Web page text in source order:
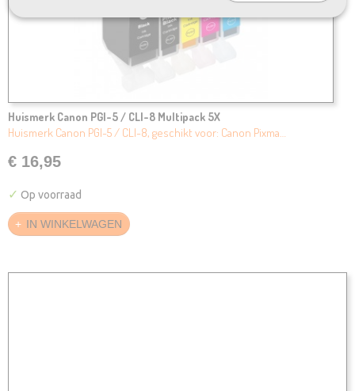
Huismerk Canon PGI-5 / CLI-8 Multipack 5X
Huismerk Canon PGI-5 / CLI-8, geschikt voor: Canon Pixma…
€ 16,95
✓ Op voorraad
IN WINKELWAGEN